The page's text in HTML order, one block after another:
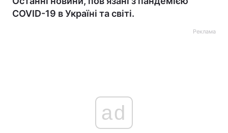
COVID-19 в Україні та світі.
Реклама
ad